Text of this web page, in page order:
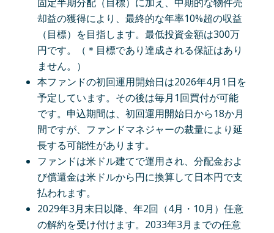
却益の獲得により、最終的な年率10%超の収益
（目標）を目指します。最低投資金額は300万
円です。（＊目標であり達成される保証はあり
ません。）
本ファンドの初回運用開始日は2026年4月1日を
予定しています。その後は毎月1回買付が可能
です。申込期間は、初回運用開始日から18か月
間ですが、ファンドマネジャーの裁量により延
長する可能性があります。
ファンドは米ドル建てで運用され、分配金およ
び償還金は米ドルから円に換算して日本円で支
払われます。
2029年3月末日以降、年2回（4月・10月）任意
の解約を受け付けます。2033年3月までの任意